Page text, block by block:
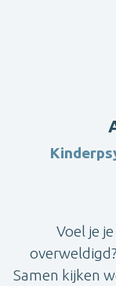
Voel je
Samen kijken